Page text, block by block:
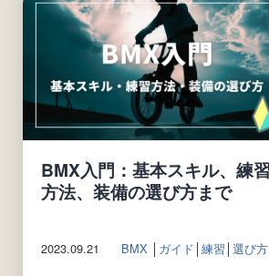
BMX入門：基本スキル、練習
方法、装備の選び方まで
2023.09.21 BMX ガイド 練習 選び方